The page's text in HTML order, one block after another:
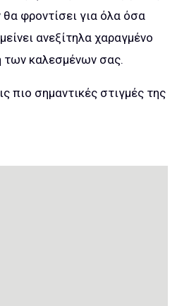
θα φροντίσει για όλα όσα
ανεξίτηλα χαραγμένο
των καλεσμένων σας.
πιο σημαντικές στιγμές της